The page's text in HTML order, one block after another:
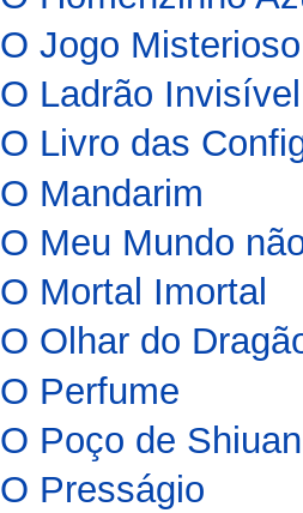
O Jogo Misterioso
O Ladrão Invisível
O Livro das
O Mandarim
O Meu Mundo
O Mortal Imortal
O Olhar do
O Perfume
O Poço de Shiuan
O Presságio